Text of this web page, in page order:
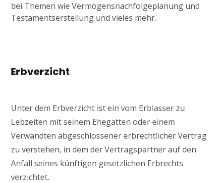
bei Themen wie Vermögensnachfolgeplanung und
Testamentserstellung und vieles mehr.
Erbverzicht
Unter dem Erbverzicht ist ein vom Erblasser zu
Lebzeiten mit seinem Ehegatten oder einem
Verwandten abgeschlossener erbrechtlicher Vertrag
zu verstehen, in dem der Vertragspartner auf den
Anfall seines künftigen gesetzlichen Erbrechts
verzichtet.